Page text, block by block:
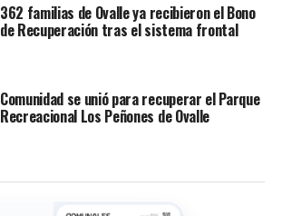
362 familias de Ovalle ya recibieron el Bono
de Recuperación tras el sistema frontal
Comunidad se unió para recuperar el Parque
Recreacional Los Peñones de Ovalle